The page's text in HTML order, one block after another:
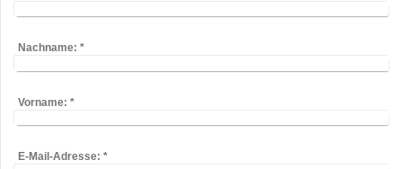
Nachname: *
Vorname: *
E-Mail-Adresse: *